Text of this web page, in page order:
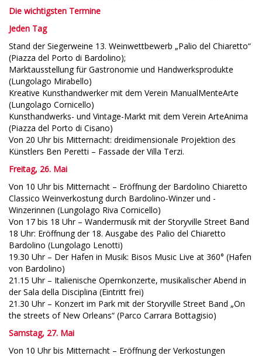
Die wichtigsten Termine
Jeden Tag
Stand der Siegerweine 13. Weinwettbewerb „Palio del Chiaretto“
(Piazza del Porto di Bardolino);
Marktausstellung für Gastronomie und Handwerksprodukte
(Lungolago Mirabello)
Kreative Kunsthandwerker mit dem Verein ManualMenteArte
(Lungolago Cornicello)
Kunsthandwerks- und Vintage-Markt mit dem Verein ArteAnima
(Piazza del Porto di Cisano)
Von 20 Uhr bis Mitternacht: dreidimensionale Projektion des
Künstlers Ben Peretti – Fassade der Villa Terzi.
Freitag, 26. Mai
Von 10 Uhr bis Mitternacht – Eröffnung der Bardolino Chiaretto
Classico Weinverkostung durch Bardolino-Winzer und -
Winzerinnen (Lungolago Riva Cornicello)
Von 17 bis 18 Uhr – Wandermusik mit der Storyville Street Band
18 Uhr: Eröffnung der 18. Ausgabe des Palio del Chiaretto
Bardolino (Lungolago Lenotti)
19.30 Uhr – Der Hafen in Musik: Bisos Music Live at 360° (Hafen
von Bardolino)
21.15 Uhr – Italienische Opernkonzerte, musikalischer Abend in
der Sala della Disciplina (Eintritt frei)
21.30 Uhr – Konzert im Park mit der Storyville Street Band „On
the streets of New Orleans“ (Parco Carrara Bottagisio)
Samstag, 27. Mai
Von 10 Uhr bis Mitternacht – Eröffnung der Verkostungen